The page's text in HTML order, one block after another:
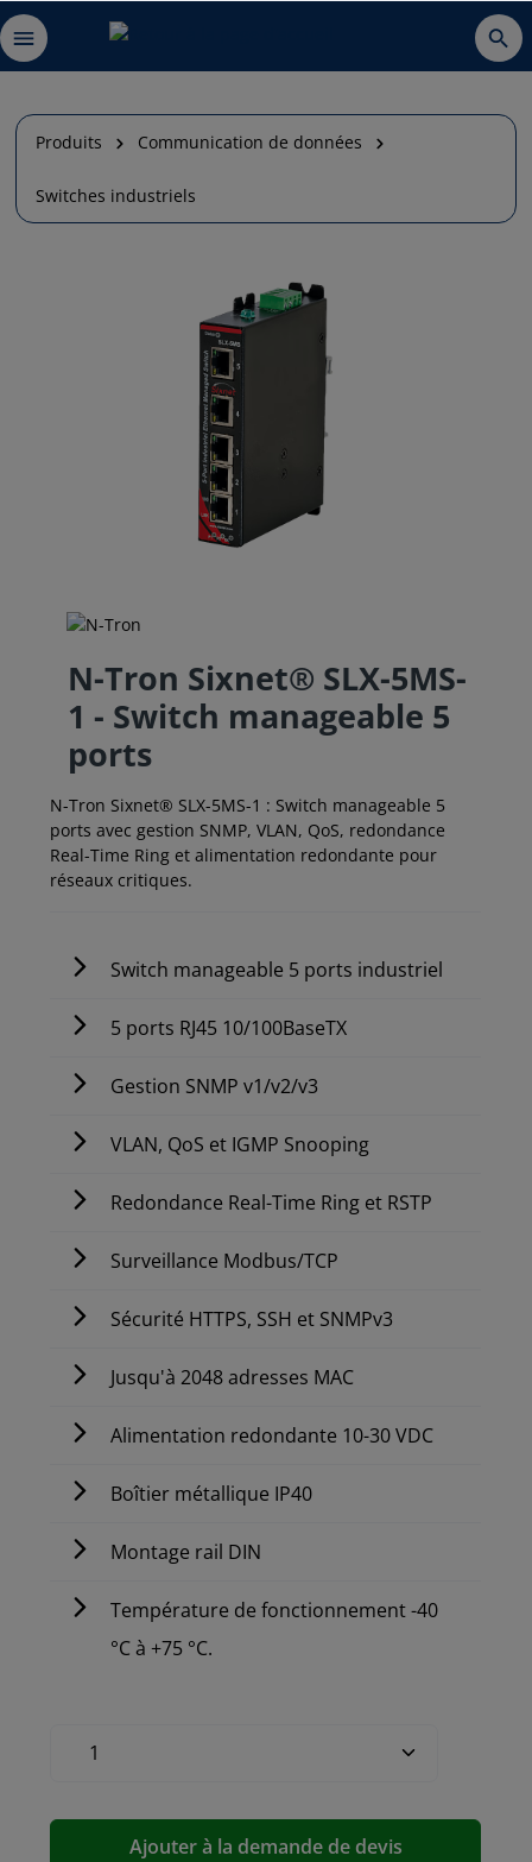
Produits Communication de données
Switches industriels
N-Tron Sixnet® SLX-5MS-
1 - Switch manageable 5
ports
N-Tron Sixnet® SLX-5MS-1 : Switch manageable 5
ports avec gestion SNMP, VLAN, QoS, redondance
Real-Time Ring et alimentation redondante pour
réseaux critiques.
Switch manageable 5 ports industriel
5 ports RJ45 10/100BaseTX
Gestion SNMP v1/v2/v3
VLAN, QoS et IGMP Snooping
Redondance Real-Time Ring et RSTP
Surveillance Modbus/TCP
Sécurité HTTPS, SSH et SNMPv3
Jusqu'à 2048 adresses MAC
Alimentation redondante 10-30 VDC
Boîtier métallique IP40
Montage rail DIN
Température de fonctionnement -40
°C à +75 °C.
Ajouter à la demande de devis